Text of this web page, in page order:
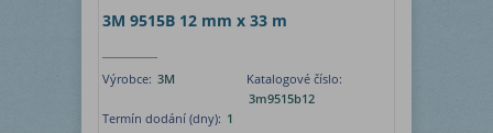
3M 9515B 12 mm x 33 m
Výrobce: 3M
Katalogové číslo:
3m9515b12
Termín dodání (dny): 1